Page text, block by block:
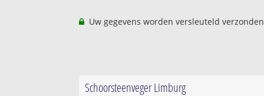
Uw gegevens worden versleuteld
Schoorsteenveger Limburg